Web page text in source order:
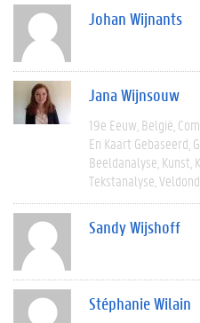
Johan Wijnants
Jana Wijnsouw
19e Eeuw België
En Kaart Gebaseerd
Beeldanalyse Kunst
Tekstanalyse
Sandy Wijshoff
Stéphanie Wilain